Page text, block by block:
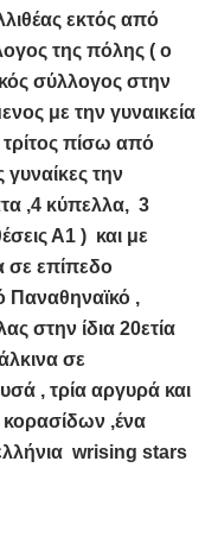
εκτός από
της πόλης ( o
σύλλογος στην
με την γυναικεία
τρίτος πίσω από
γυναίκες την
,4 κύπελλα, 3
Α1 ) και με
σε επίπεδο
,
στην ίδια 20ετία
σε
, τρία αργυρά και
κορασίδων ,ένα
wrising stars